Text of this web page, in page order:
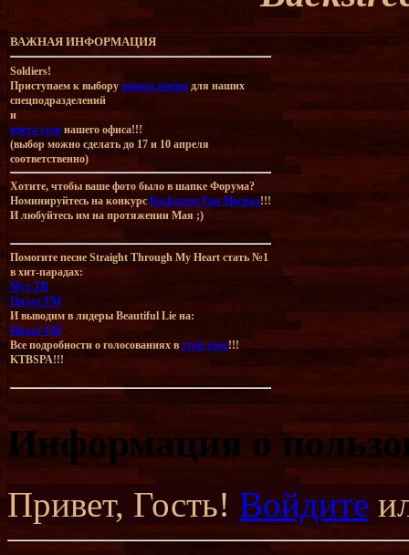
ВАЖНАЯ ИНФОРМАЦИЯ
Soldiers!
Приступаем к выбору нового имени для наших
спецподразделений
и
цвета стен нашего офиса!!!
(выбор можно сделать до 17 и 10 апреля
соответственно)
Хотите, чтобы ваше фото было в шапке Форума?
Номинируйтесь на конкурс Backstreet Fan Месяца!!!
И любуйтесь им на протяжении Мая ;)
Помогите песне Straight Through My Heart стать №1
в хит-парадах:
Муз-ТВ
Пилот FM
И выводим в лидеры Beautiful Lie на:
Пилот FM
Все подробности о голосованиях в этой теме!!!
KTBSPA!!!
Информация о
Привет, Гость! Войдите